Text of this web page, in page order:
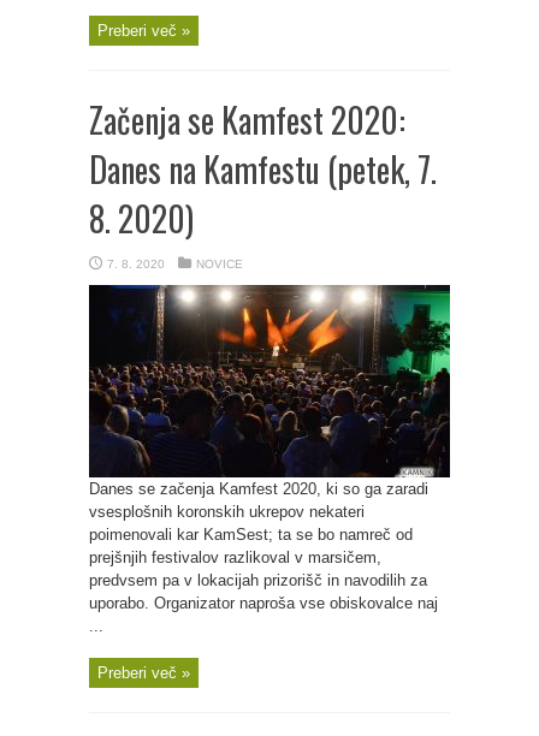
Preberi več »
Začenja se Kamfest 2020:
Danes na Kamfestu (petek, 7.
8. 2020)
7. 8. 2020 NOVICE
Danes se začenja Kamfest 2020, ki so ga zaradi
vsesplošnih koronskih ukrepov nekateri
poimenovali kar KamSest; ta se bo namreč od
prejšnjih festivalov razlikoval v marsičem,
predvsem pa v lokacijah prizorišč in navodilih za
uporabo. Organizator naproša vse obiskovalce naj
...
Preberi več »